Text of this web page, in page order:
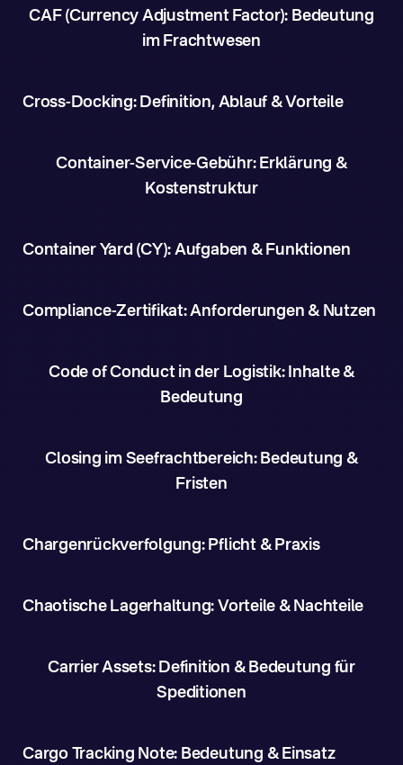
CAF (Currency Adjustment Factor): Bedeutung
im Frachtwesen
Cross-Docking: Definition, Ablauf & Vorteile
Container-Service-Gebühr: Erklärung &
Kostenstruktur
Container Yard (CY): Aufgaben & Funktionen
Compliance-Zertifikat: Anforderungen & Nutzen
Code of Conduct in der Logistik: Inhalte &
Bedeutung
Closing im Seefrachtbereich: Bedeutung &
Fristen
Chargenrückverfolgung: Pflicht & Praxis
Chaotische Lagerhaltung: Vorteile & Nachteile
Carrier Assets: Definition & Bedeutung für
Speditionen
Cargo Tracking Note: Bedeutung & Einsatz